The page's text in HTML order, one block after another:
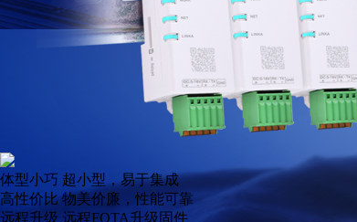
体型小巧 超小型，易于集成
高性价比 物美价廉，性能可靠
远程升级 远程FOTA升级固件